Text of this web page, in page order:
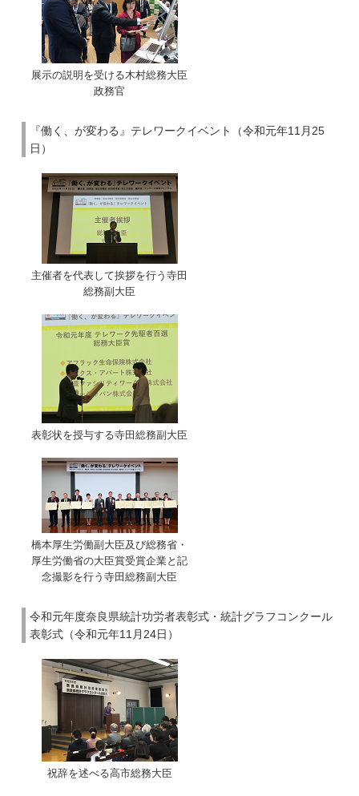
展示の説明を受ける木村総務大臣
政務官
『働く、が変わる』テレワークイベント（令和元年11月25
日）
主催者を代表して挨拶を行う寺田
総務副大臣
表彰状を授与する寺田総務副大臣
橋本厚生労働副大臣及び総務省・
厚生労働省の大臣賞受賞企業と記
念撮影を行う寺田総務副大臣
令和元年度奈良県統計功労者表彰式・統計グラフコンクール
表彰式（令和元年11月24日）
祝辞を述べる高市総務大臣